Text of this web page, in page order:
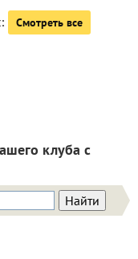
: Смотреть все
клуба с